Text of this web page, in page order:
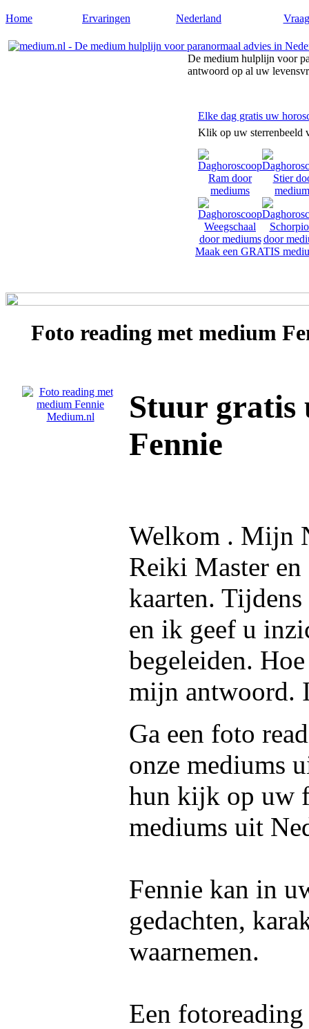
Home Ervaringen Nederland
De medium hulplijn voor
antwoord op al uw
Elke dag gratis uw
Klik op uw sterrenbeeld
Maak een GRATIS
Foto reading met medium
Stuur gratis
Fennie
Welkom . Mijn
Reiki Master
kaarten.
en ik geef u
begeleiden.
mijn antwoord.
Ga een foto
onze mediums
hun kijk op uw
mediums uit
Fennie kan in
gedachten,
waarnemen.
Een